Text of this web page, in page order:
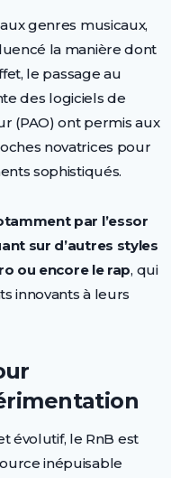
genres musicaux,
la manière dont
le passage au
des logiciels de
(PAO) ont permis aux
novatrices pour
sophistiqués.
par l’essor
sur d’autres styles
ou encore le rap, qui
innovants à leurs
évolutif, le RnB est
inépuisable